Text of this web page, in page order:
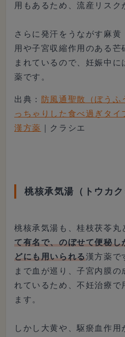
用もあるため、流産リスク
さらに発汗をうながす麻
用や子宮収縮作用のある芒
まれているので、妊娠中
薬です。
出典：
防風通聖散（ぼう
っちゃりした食べ過ぎタイ
漢方薬
｜クラシエ
桃核承気湯（トウカク
桃核承気湯も、桂枝茯苓丸
て有名で、のぼせて便秘し
どにも用いられる漢方薬で
まで血が巡り、子宮内膜
れているため、不妊治療で
ます。
しかし大黄や、駆瘀血作